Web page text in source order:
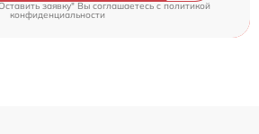
заявку" Вы соглашаетесь cполитикой
конфиденциальности